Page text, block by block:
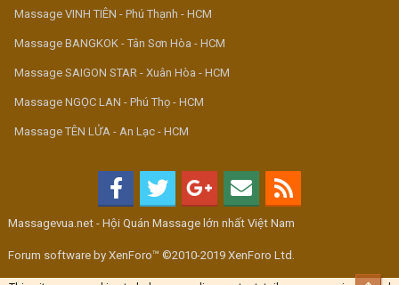
Massage VINH TIÊN - Phú Thạnh - HCM
Massage BANGKOK - Tân Sơn Hòa - HCM
Massage SAIGON STAR - Xuân Hòa - HCM
Massage NGỌC LAN - Phú Thọ - HCM
Massage TÊN LỬA - An Lạc - HCM
Massagevua.net - Hội Quán Massage lớn nhất Việt Nam
Forum software by XenForo™ ©2010-2019 XenForo Ltd.